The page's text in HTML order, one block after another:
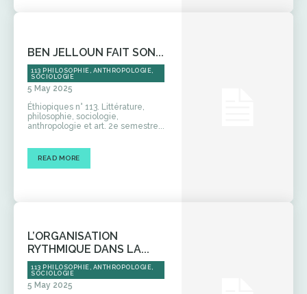
BEN JELLOUN FAIT SON...
113 PHILOSOPHIE, ANTHROPOLOGIE,
SOCIOLOGIE
5 May 2025
Éthiopiques n° 113. Littérature,
philosophie, sociologie,
anthropologie et art. 2e semestre...
READ MORE
L’ORGANISATION
RYTHMIQUE DANS LA...
113 PHILOSOPHIE, ANTHROPOLOGIE,
SOCIOLOGIE
5 May 2025